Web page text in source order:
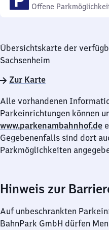
Offene
Übersichtskarte der
Sachsenheim
Zur Karte
Alle vorhandenen
Parkeinrichtungen können
www.parkenambahnhof.de
Gegebenenfalls sind dort
Parkmöglichkeiten
Hinweis zur
Auf unbeschrankten
BahnPark GmbH dürfen